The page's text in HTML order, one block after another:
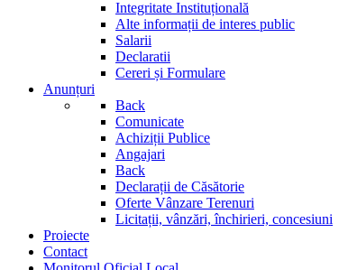
Integritate Instituțională
Alte informații de interes public
Salarii
Declaratii
Cereri și Formulare
Anunțuri
Back
Comunicate
Achiziții Publice
Angajari
Back
Declarații de Căsătorie
Oferte Vânzare Terenuri
Licitații, vânzări, închirieri, concesiuni
Proiecte
Contact